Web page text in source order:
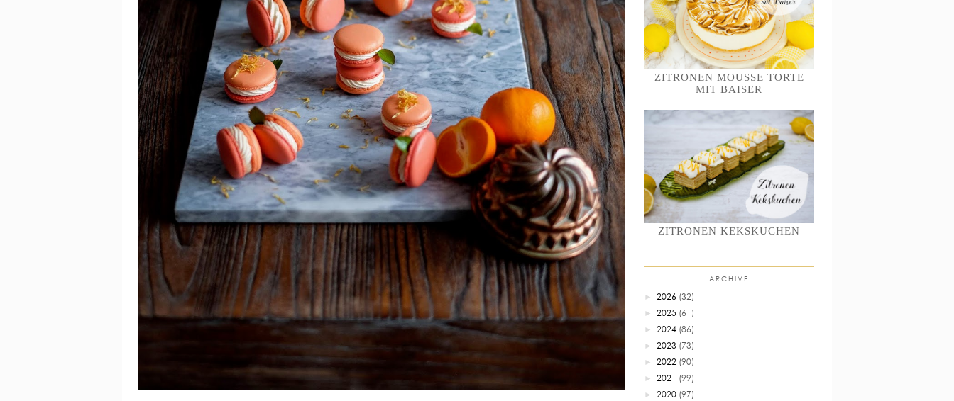
ZITRONEN MOUSSE TORTE
MIT BAISER
ZITRONEN KEKSKUCHEN
ARCHIVE
► 2026 (32)
► 2025 (61)
► 2024 (86)
► 2023 (73)
► 2022 (90)
► 2021 (99)
► 2020 (97)